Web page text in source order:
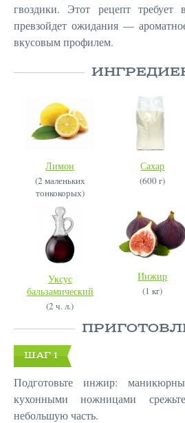
гвоздики. Этот рецепт требует
превзойдет ожидания —
вкусовым профилем.
Лимон
(2 маленьких
тонкокорых)
Сахар
(600 г)
Уксус
бальзамический
(2 ч. л.)
Инжир
(1 кг)
ШАГ 1
Подготовьте инжир:
кухонными ножницами
небольшую часть.